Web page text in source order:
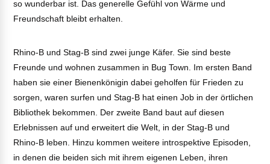
so wunderbar ist. Das generelle Gefühl von Wärme und
Freundschaft bleibt erhalten.
Rhino-B und Stag-B sind zwei junge Käfer. Sie sind beste
Freunde und wohnen zusammen in Bug Town. Im ersten Band
haben sie einer Bienenkönigin dabei geholfen für Frieden zu
sorgen, waren surfen und Stag-B hat einen Job in der örtlichen
Bibliothek bekommen. Der zweite Band baut auf diesen
Erlebnissen auf und erweitert die Welt, in der Stag-B und
Rhino-B leben. Hinzu kommen weitere introspektive Episoden,
in denen die beiden sich mit ihrem eigenen Leben, ihren